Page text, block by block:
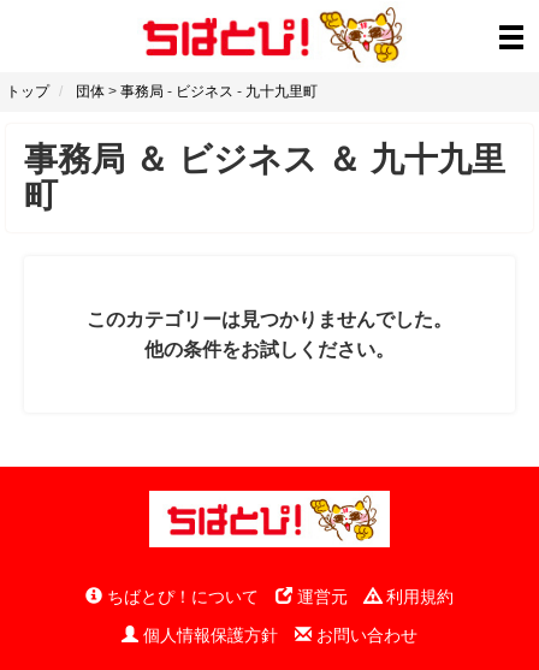
トップ 団体 > 事務局 - ビジネス - 九十九里町
事務局 ＆ ビジネス ＆ 九十九里
町
このカテゴリーは見つかりませんでした。
他の条件をお試しください。
ちばとぴ！について 運営元
利用規約
個人情報保護方針
お問い合わせ